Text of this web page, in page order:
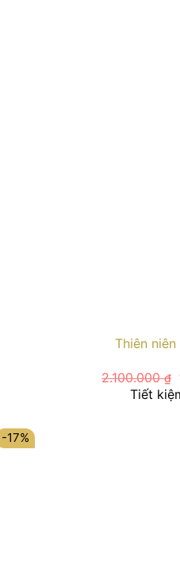
Thiên
2.100.000₫
Tiết
-17%